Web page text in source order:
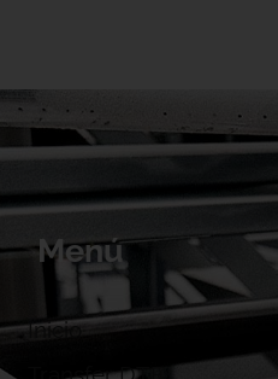
Menú
Inicio